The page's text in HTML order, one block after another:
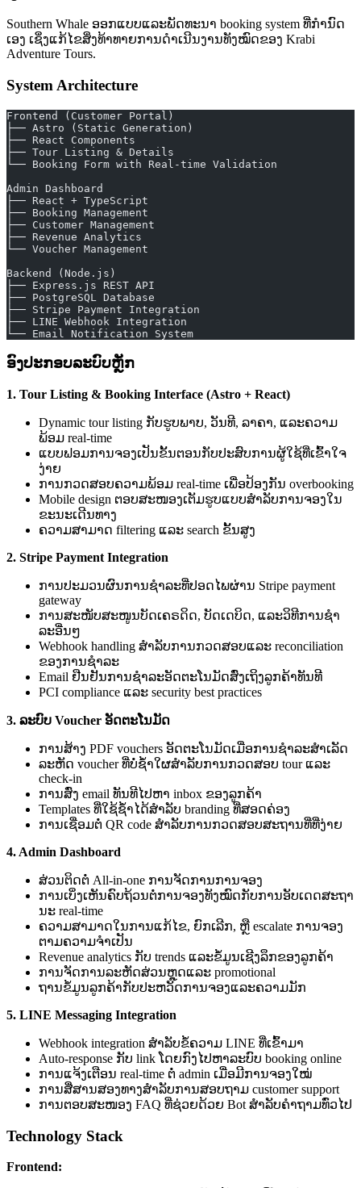
Southern Whale ອອກແບບແລະພັດທະນາ booking system ທີ່ກຳນົດ
ເອງ ເຊິ່ງແກ້ໄຂສິ່ງທ້າທາຍການດຳເນີນງານທັງໝົດຂອງ Krabi
Adventure Tours.
System Architecture
Frontend (Customer Portal)
├── Astro (Static Generation)
├── React Components
├── Tour Listing & Details
└── Booking Form with Real-time Validation
Admin Dashboard
├── React + TypeScript
├── Booking Management
├── Customer Management
├── Revenue Analytics
└── Voucher Management
Backend (Node.js)
├── Express.js REST API
├── PostgreSQL Database
├── Stripe Payment Integration
├── LINE Webhook Integration
└── Email Notification System
ອົງປະກອບລະບົບຫຼັກ
1. Tour Listing & Booking Interface (Astro + React)
Dynamic tour listing ກັບຮູບພາບ, ວັນທີ, ລາຄາ, ແລະຄວາມ
ພ້ອມ real-time
ແບບຟອມການຈອງເປັນຂັ້ນຕອນກັບປະສົບການຜູ້ໃຊ້ທີ່ເຂົ້າໃຈ
ງ່າຍ
ການກວດສອບຄວາມພ້ອມ real-time ເພື່ອປ້ອງກັນ overbooking
Mobile design ຕອບສະໜອງເຕັມຮູບແບບສຳລັບການຈອງໃນ
ຂະນະເດີນທາງ
ຄວາມສາມາດ filtering ແລະ search ຂັ້ນສູງ
2. Stripe Payment Integration
ການປະມວນຜົນການຊຳລະທີ່ປອດໄພຜ່ານ Stripe payment
gateway
ການສະໜັບສະໜູນບັດເຄຣດິດ, ບັດເດບິດ, ແລະວິທີການຊຳ
ລະອື່ນໆ
Webhook handling ສຳລັບການກວດສອບແລະ reconciliation
ຂອງການຊຳລະ
Email ຢືນຢັນການຊຳລະອັດຕະໂນມັດສົ່ງເຖິງລູກຄ້າທັນທີ
PCI compliance ແລະ security best practices
3. ລະບົບ Voucher ອັດຕະໂນມັດ
ການສ້າງ PDF vouchers ອັດຕະໂນມັດເມື່ອການຊຳລະສຳເລັດ
ລະຫັດ voucher ທີ່ບໍ່ຊ້ຳໃຜສຳລັບການກວດສອບ tour ແລະ
check-in
ການສົ່ງ email ທັນທີໄປຫາ inbox ຂອງລູກຄ້າ
Templates ທີ່ໃຊ້ຊ້ຳໄດ້ສຳລັບ branding ທີ່ສອດຄ່ອງ
ການເຊື່ອມຕໍ່ QR code ສຳລັບການກວດສອບສະຖານທີ່ທີ່ງ່າຍ
4. Admin Dashboard
ສ່ວນຕິດຕໍ່ All-in-one ການຈັດການການຈອງ
ການເບິ່ງເຫັນຄົບຖ້ວນຕໍ່ການຈອງທັງໝົດກັບການອັບເດດສະຖາ
ນະ real-time
ຄວາມສາມາດໃນການແກ້ໄຂ, ຍົກເລີກ, ຫຼື escalate ການຈອງ
ຕາມຄວາມຈຳເປັນ
Revenue analytics ກັບ trends ແລະຂໍ້ມູນເຊີງລຶກຂອງລູກຄ້າ
ການຈັດການລະຫັດສ່ວນຫຼຸດແລະ promotional
ຖານຂໍ້ມູນລູກຄ້າກັບປະຫວັດການຈອງແລະຄວາມມັກ
5. LINE Messaging Integration
Webhook integration ສຳລັບຂໍ້ຄວາມ LINE ທີ່ເຂົ້າມາ
Auto-response ກັບ link ໂດຍກົງໄປຫາລະບົບ booking online
ການແຈ້ງເຕືອນ real-time ຕໍ່ admin ເມື່ອມີການຈອງໃໝ່
ການສື່ສານສອງທາງສຳລັບການສອບຖາມ customer support
ການຕອບສະໜອງ FAQ ທີ່ຊ່ວຍດ້ວຍ Bot ສຳລັບຄຳຖາມທົ່ວໄປ
Technology Stack
Frontend: